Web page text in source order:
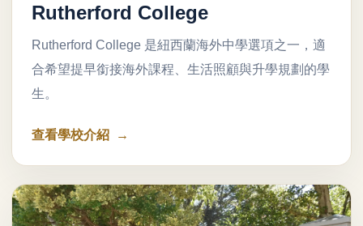
Rutherford College
Rutherford College 是紐西蘭海外中學選項之一，適
合希望提早銜接海外課程、生活照顧與升學規劃的學
生。
查看學校介紹